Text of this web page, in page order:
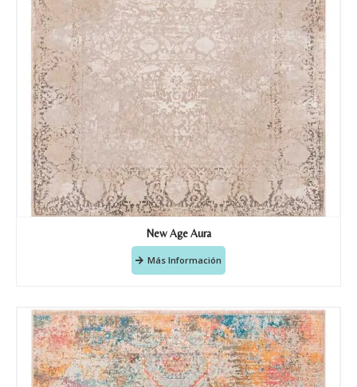
New Age Aura
Más Información
Nombre y Referencia del producto *
Acuerdo RGPD*
Doy mi consentimiento para que
esta web almacene la
información que envío para que
puedan responder a mi petición.
Recibir mi oferta